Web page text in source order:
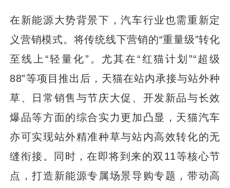
在新能源大势背景下，汽车行业也需重新定
义营销模式。将传统线下营销的“重量级”转化
至线上“轻量化”。尤其在“红猫计划”“超级
88”等项目推出后，天猫在站内承接与站外种
草、日常销售与节庆大促、开发新品与长效
爆品等方面的综合实力更加凸显，天猫汽车
亦可实现站外精准种草与站内高效转化的无
缝衔接。同时，在即将到来的双11等核心节
点，打造新能源专属场景导购专题，带动高